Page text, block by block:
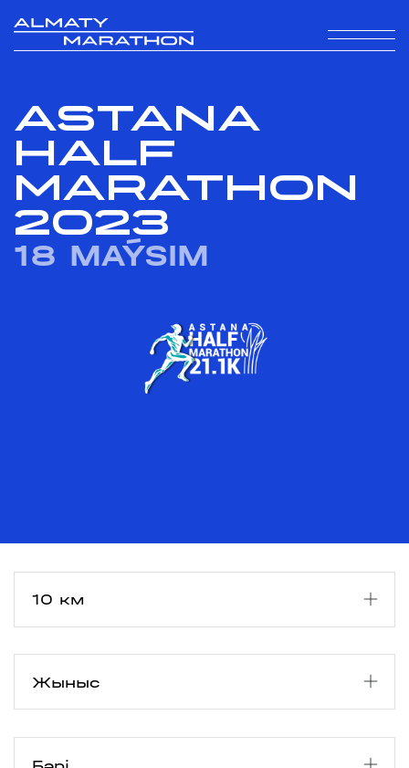
ASTANA
HALF
MARATHON
2023
18 MAÝSIM